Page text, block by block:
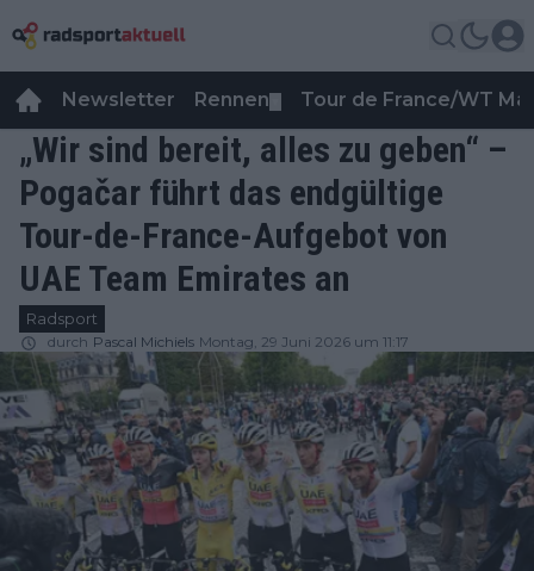
Newsletter Rennen Tour de France/WT
„Wir sind bereit, alles zu geben“ –
Pogačar führt das endgültige
Tour-de-France-Aufgebot von
UAE Team Emirates an
Radsport
durch Pascal Michiels Montag, 29 Juni 2026 um 11:17